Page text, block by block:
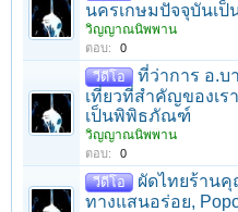
นครเกษมปัจจุบันเป็
วิญญาณนิพพาน
ตอบ: 0
วีดีโอ
ที่ว่าการ อ.บ
เที่ยวที่สำคัญของเร
เป็นพิพิธภัณฑ์
วิญญาณนิพพาน
ตอบ: 0
วีดีโอ
ผัดไทยร้านคุ
ทางแสนอร่อย,